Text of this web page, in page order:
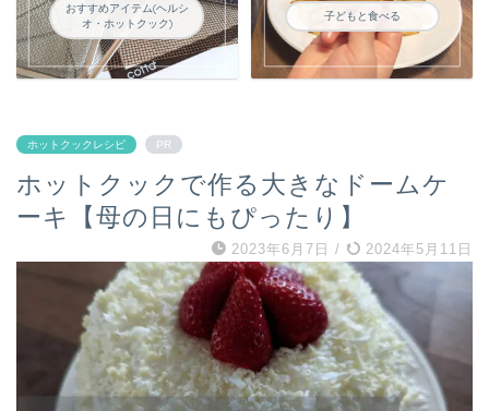
おすすめアイテム(ヘルシ
オ・ホットクック)
子どもと食べる
ホットクックレシピ PR
ホットクックで作る大きなドームケ
ーキ【母の日にもぴったり】
2023年6月7日 / 2024年5月11日